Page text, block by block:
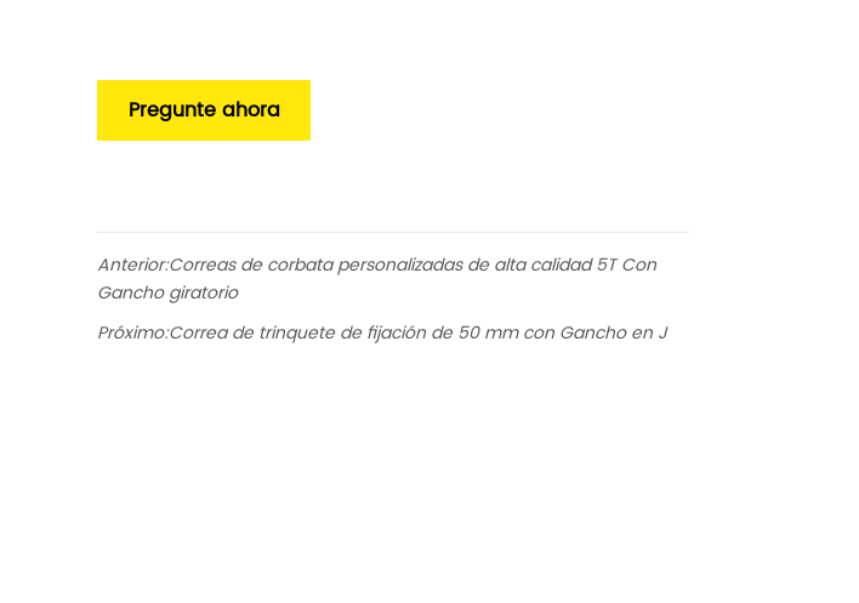
Pregunte ahora
Anterior:Correas de corbata personalizadas de alta calidad 5T Con
Gancho giratorio
Próximo:Correa de trinquete de fijación de 50 mm con Gancho en J